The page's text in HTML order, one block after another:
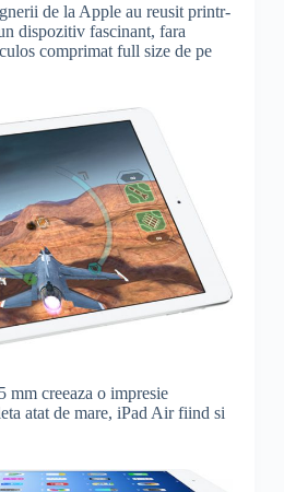
de la Apple au reusit printr-
dispozitiv fascinant, fara
comprimat full size de pe
mm creeaza o impresie
atat de mare, iPad Air fiind si